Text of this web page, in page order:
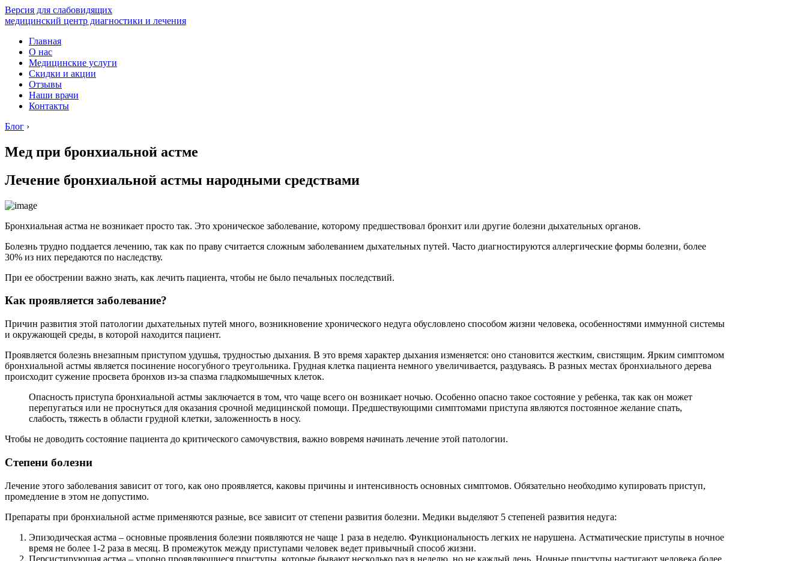
Версия для слабовидящих
медицинский центр диагностики и лечения
Главная
О нас
Медицинские услуги
Скидки и акции
Отзывы
Наши врачи
Контакты
Блог ›
Мед при бронхиальной астме
Лечение бронхиальной астмы народными средствами
Бронхиальная астма не возникает просто так. Это хроническое заболевание, которому предшествовал бронхит или другие болезни дыхательных органов.
Болезнь трудно поддается лечению, так как по праву считается сложным заболеванием дыхательных путей. Часто диагностируются аллергические формы болезни, более
30% из них передаются по наследству.
При ее обострении важно знать, как лечить пациента, чтобы не было печальных последствий.
Как проявляется заболевание?
Причин развития этой патологии дыхательных путей много, возникновение хронического недуга обусловлено способом жизни человека, особенностями иммунной системы
и окружающей среды, в которой находится пациент.
Проявляется болезнь внезапным приступом удушья, трудностью дыхания. В это время характер дыхания изменяется: оно становится жестким, свистящим. Ярким симптомом
бронхиальной астмы является посинение носогубного треугольника. Грудная клетка пациента немного увеличивается, раздуваясь. В разных местах бронхиального дерева
происходит сужение просвета бронхов из-за спазма гладкомышечных клеток.
Опасность приступа бронхиальной астмы заключается в том, что чаще всего он возникает ночью. Особенно опасно такое состояние у ребенка, так как он может
перепугаться или не проснуться для оказания срочной медицинской помощи. Предшествующими симптомами приступа являются постоянное желание спать,
слабость, тяжесть в области грудной клетки, заложенность в носу.
Чтобы не доводить состояние пациента до критического самочувствия, важно вовремя начинать лечение этой патологии.
Степени болезни
Лечение этого заболевания зависит от того, как оно проявляется, каковы причины и интенсивность основных симптомов. Обязательно необходимо купировать приступ,
промедление в этом не допустимо.
Препараты при бронхиальной астме применяются разные, все зависит от степени развития болезни. Медики выделяют 5 степеней развития недуга:
Эпизодическая астма – основные проявления болезни появляются не чаще 1 раза в неделю. Функциональность легких не нарушена. Астматические приступы в ночное
время не более 1-2 раза в месяц. В промежуток между приступами человек ведет привычный способ жизни.
Персистирующая астма – упорно проявляющиеся приступы, которые бывают несколько раз в неделю, но не каждый день. Ночные приступы настигают человека более